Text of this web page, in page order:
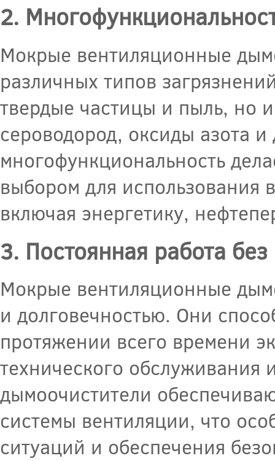
2.
Мокрые вентиляционные
различных типов
твердые частицы и пыль, но
сероводород, оксиды азота
многофункциональность
выбором для использования
включая энергетику,
3. Постоянная работа
Мокрые вентиляционные
и долговечностью. Они
протяжении всего времени
технического обслуживания
дымоочистители
системы вентиляции, что
ситуаций и обеспечения